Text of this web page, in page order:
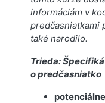
informáciám v
predčasniatkami
také narodilo.
Trieda:
o predčasniatko